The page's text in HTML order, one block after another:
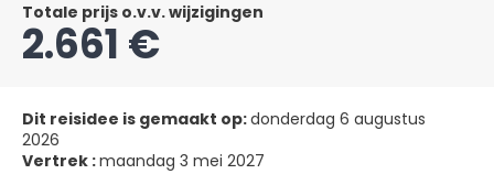
Totale prijs o.v.v. wijzigingen
2.661 €
Dit reisidee is gemaakt op:donderdag 6 augustus
2026
Vertrek :maandag 3 mei 2027